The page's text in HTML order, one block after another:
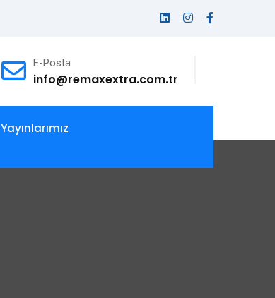
E-Posta
info@remaxextra.com.tr
Yayınlarımız